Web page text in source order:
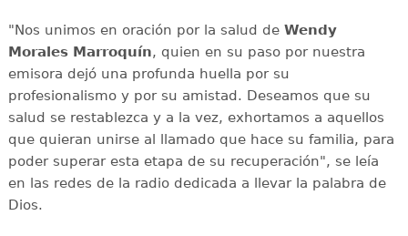
"Nos unimos en oración por la salud de Wendy
Morales Marroquín, quien en su paso por nuestra
emisora dejó una profunda huella por su
profesionalismo y por su amistad. Deseamos que su
salud se restablezca y a la vez, exhortamos a aquellos
que quieran unirse al llamado que hace su familia, para
poder superar esta etapa de su recuperación", se leía
en las redes de la radio dedicada a llevar la palabra de
Dios.